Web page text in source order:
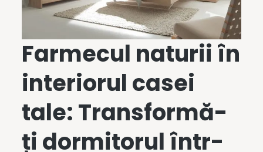
Farmecul naturii în
interiorul casei
tale: Transformă-
ți dormitorul într-